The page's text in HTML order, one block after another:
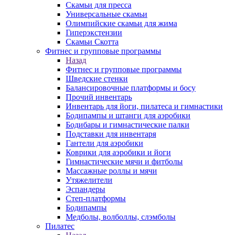
Скамьи для пресса
Универсальные скамьи
Олимпийские скамьи для жима
Гиперэкстензии
Скамьи Скотта
Фитнес и групповые программы
Назад
Фитнес и групповые программы
Шведские стенки
Балансировочные платформы и босу
Прочий инвентарь
Инвентарь для йоги, пилатеса и гимнастики
Бодипампы и штанги для аэробики
Бодибары и гимнастические палки
Подставки для инвентаря
Гантели для аэробики
Коврики для аэробики и йоги
Гимнастические мячи и фитболы
Массажные роллы и мячи
Утяжелители
Эспандеры
Степ-платформы
Бодипампы
Медболы, волболлы, слэмболы
Пилатес